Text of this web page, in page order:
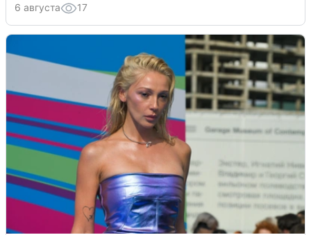
6 августа 17